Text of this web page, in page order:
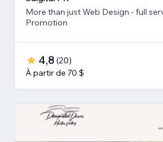
More than just Web Design - full
Promotion
4,8 (20)
À partir de 70 $